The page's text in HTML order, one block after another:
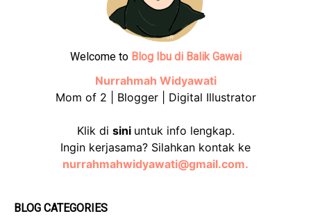
Welcome to Blog Ibu di Balik Gawai
Nurrahmah Widyawati
Mom of 2 | Blogger | Digital Illustrator
Klik di sini untuk info lengkap.
Ingin kerjasama? Silahkan kontak ke
nurrahmahwidyawati@gmail.com.
BLOG CATEGORIES